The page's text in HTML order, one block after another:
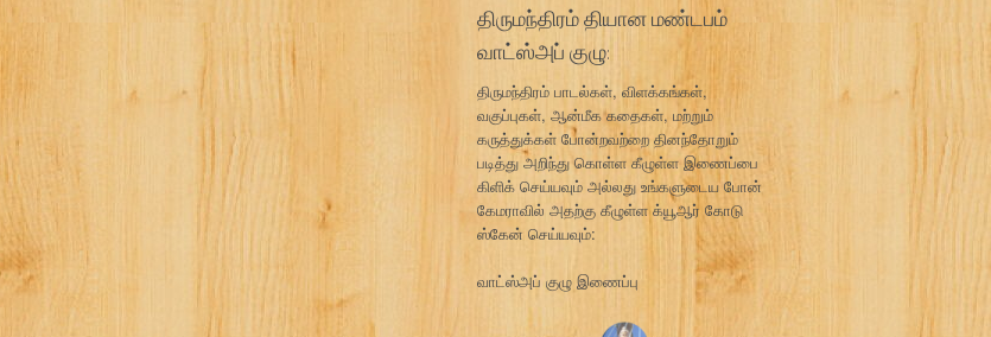
திருமந்திரம் தியான மண்டபம்
வாட்ஸ்அப் குழு:
திருமந்திரம் பாடல்கள், விளக்கங்கள்,
வகுப்புகள், ஆன்மீக கதைகள், மற்றும்
கருத்துக்கள் போன்றவற்றை தினந்தோறும்
படித்து அறிந்து கொள்ள கீழுள்ள இணைப்பை
கிளிக் செய்யவும் அல்லது உங்களுடைய போன்
கேமராவில் அதற்கு கீழுள்ள க்யூஆர் கோடு
ஸ்கேன் செய்யவும்:
வாட்ஸ்அப் குழு இணைப்பு